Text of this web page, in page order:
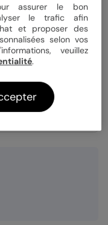
Sticker 3.8 cm
8 stickers
assurer le bon
le trafic afin
et proposer des
selon vos
veuillez
.